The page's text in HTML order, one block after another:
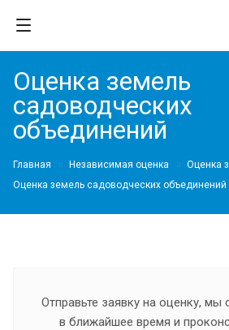
Оценка земель
садоводческих
объединений
Главная Независимая оценка
Оценка
Оценка земель садоводческих объединений
Отправьте заявку на оценку,
в ближайшее время и